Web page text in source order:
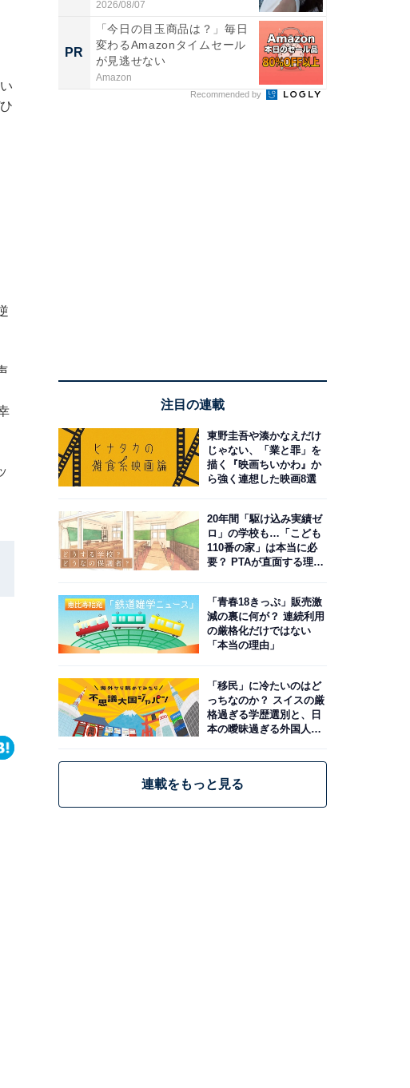
高...
2026/08/07
PR
「今日の目玉商品は？」毎日
変わるAmazonタイムセール
が見逃せない
Amazon
Recommended by
注目の連載
東野圭吾や湊かなえだけ
じゃない、「業と罪」を
描く『映画ちいかわ』か
ら強く連想した映画8選
20年間「駆け込み実績ゼ
ロ」の学校も…「こども
110番の家」は本当に必
要？ PTAが直面する理想
「青春18きっぷ」販売激
減の裏に何が？ 連続利用
の厳格化だけではない
「本当の理由」
「移民」に冷たいのはど
っちなのか？ スイスの厳
格過ぎる学歴選別と、日
本の曖昧過ぎる外国人政
連載をもっと見る